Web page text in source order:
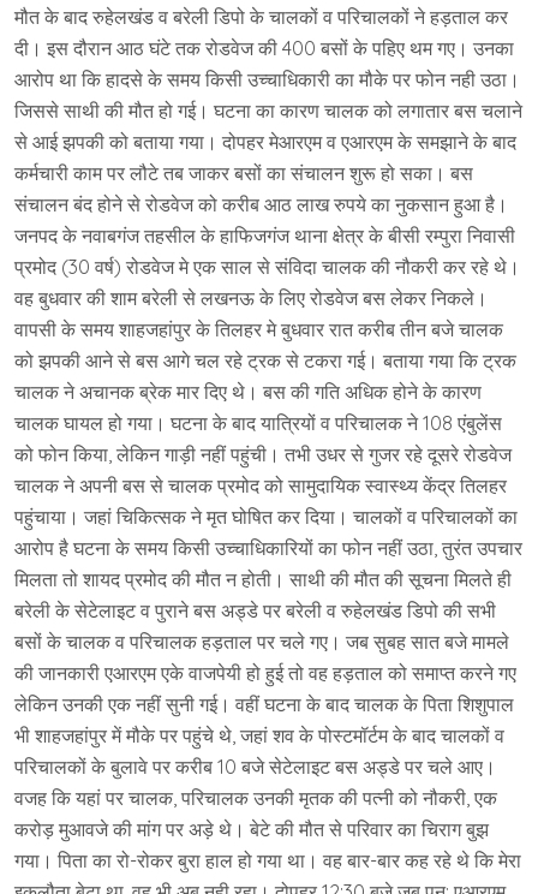
मौत के बाद रुहेलखंड व बरेली डिपो के चालकों व परिचालकों ने हड़ताल कर
दी। इस दौरान आठ घंटे तक रोडवेज की 400 बसों के पहिए थम गए। उनका
आरोप था कि हादसे के समय किसी उच्चाधिकारी का मौके पर फोन नही उठा।
जिससे साथी की मौत हो गई। घटना का कारण चालक को लगातार बस चलाने
से आई झपकी को बताया गया। दोपहर मेआरएम व एआरएम के समझाने के बाद
कर्मचारी काम पर लौटे तब जाकर बसों का संचालन शुरू हो सका। बस
संचालन बंद होने से रोडवेज को करीब आठ लाख रुपये का नुकसान हुआ है।
जनपद के नवाबगंज तहसील के हाफिजगंज थाना क्षेत्र के बीसी रम्पुरा निवासी
प्रमोद (30 वर्ष) रोडवेज मे एक साल से संविदा चालक की नौकरी कर रहे थे।
वह बुधवार की शाम बरेली से लखनऊ के लिए रोडवेज बस लेकर निकले।
वापसी के समय शाहजहांपुर के तिलहर मे बुधवार रात करीब तीन बजे चालक
को झपकी आने से बस आगे चल रहे ट्रक से टकरा गई। बताया गया कि ट्रक
चालक ने अचानक ब्रेक मार दिए थे। बस की गति अधिक होने के कारण
चालक घायल हो गया। घटना के बाद यात्रियों व परिचालक ने 108 एंबुलेंस
को फोन किया, लेकिन गाड़ी नहीं पहुंची। तभी उधर से गुजर रहे दूसरे रोडवेज
चालक ने अपनी बस से चालक प्रमोद को सामुदायिक स्वास्थ्य केंद्र तिलहर
पहुंचाया। जहां चिकित्सक ने मृत घोषित कर दिया। चालकों व परिचालकों का
आरोप है घटना के समय किसी उच्चाधिकारियों का फोन नहीं उठा, तुरंत उपचार
मिलता तो शायद प्रमोद की मौत न होती। साथी की मौत की सूचना मिलते ही
बरेली के सेटेलाइट व पुराने बस अड्डे पर बरेली व रुहेलखंड डिपो की सभी
बसों के चालक व परिचालक हड़ताल पर चले गए। जब सुबह सात बजे मामले
की जानकारी एआरएम एके वाजपेयी हो हुई तो वह हड़ताल को समाप्त करने गए
लेकिन उनकी एक नहीं सुनी गई। वहीं घटना के बाद चालक के पिता शिशुपाल
भी शाहजहांपुर में मौके पर पहुंचे थे, जहां शव के पोस्टमॉर्टम के बाद चालकों व
परिचालकों के बुलावे पर करीब 10 बजे सेटेलाइट बस अड्डे पर चले आए।
वजह कि यहां पर चालक, परिचालक उनकी मृतक की पत्नी को नौकरी, एक
करोड़ मुआवजे की मांग पर अड़े थे। बेटे की मौत से परिवार का चिराग बुझ
गया। पिता का रो-रोकर बुरा हाल हो गया था। वह बार-बार कह रहे थे कि मेरा